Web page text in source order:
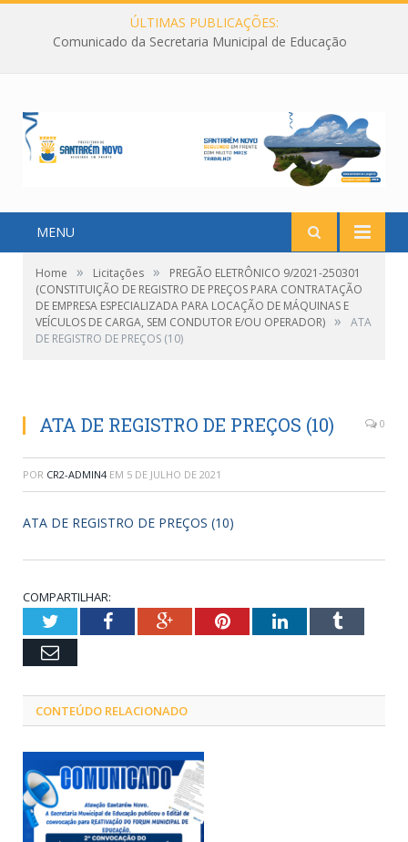
ÚLTIMAS PUBLICAÇÕES:
Comunicado da Secretaria Municipal de Educação
MENU
Home » Licitações »
PREGÃO ELETRÔNICO 9/2021-250301
(CONSTITUIÇÃO DE REGISTRO DE PREÇOS PARA CONTRATAÇÃO
DE EMPRESA ESPECIALIZADA PARA LOCAÇÃO DE MÁQUINAS E
VEÍCULOS DE CARGA, SEM CONDUTOR E/OU OPERADOR) »
ATA
DE REGISTRO DE PREÇOS (10)
ATA DE REGISTRO DE PREÇOS (10) 0
POR CR2-ADMIN4 EM 5 DE JULHO DE 2021
ATA DE REGISTRO DE PREÇOS (10)
COMPARTILHAR:
TwitterFacebookGoogle+PinterestLinkedInTumblr
Email
CONTEÚDO RELACIONADO